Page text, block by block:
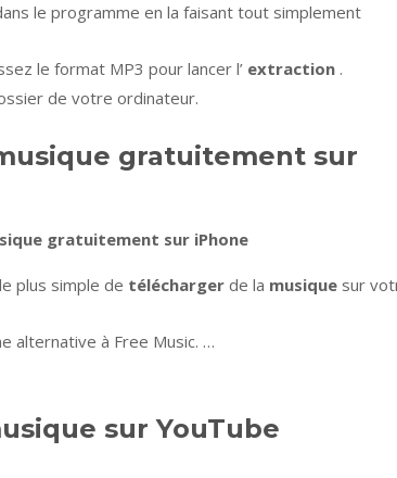
le programme en la faisant tout simplement
le format MP3 pour lancer l’ extraction .
de votre ordinateur.
gratuitement sur
gratuitement sur iPhone
plus simple de télécharger de la musique sur
alternative à Free Music. …
sur YouTube